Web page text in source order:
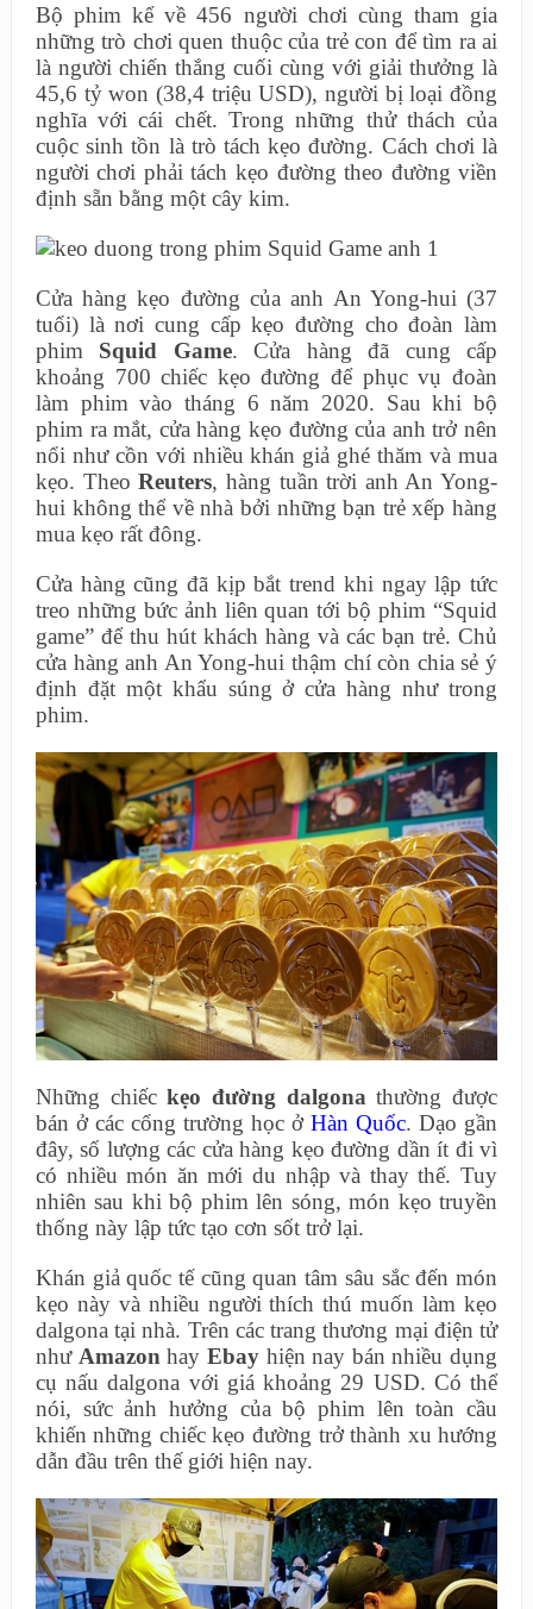
Bộ phim kể về 456 người chơi cùng tham gia
những trò chơi quen thuộc của trẻ con để tìm ra ai
là người chiến thắng cuối cùng với giải thưởng là
45,6 tỷ won (38,4 triệu USD), người bị loại đồng
nghĩa với cái chết. Trong những thử thách của
cuộc sinh tồn là trò tách kẹo đường. Cách chơi là
người chơi phải tách kẹo đường theo đường viền
định sẵn bằng một cây kim.
Cửa hàng kẹo đường của anh An Yong-hui (37
tuổi) là nơi cung cấp kẹo đường cho đoàn làm
phim Squid Game. Cửa hàng đã cung cấp
khoảng 700 chiếc kẹo đường để phục vụ đoàn
làm phim vào tháng 6 năm 2020. Sau khi bộ
phim ra mắt, cửa hàng kẹo đường của anh trở nên
nổi như cồn với nhiều khán giả ghé thăm và mua
kẹo. TheoReuters, hàng tuần trời anh An Yong-
hui không thể về nhà bởi những bạn trẻ xếp hàng
mua kẹo rất đông.
Cửa hàng cũng đã kịp bắt trend khi ngay lập tức
treo những bức ảnh liên quan tới bộ phim “Squid
game” để thu hút khách hàng và các bạn trẻ. Chủ
cửa hàng anh An Yong-hui thậm chí còn chia sẻ ý
định đặt một khẩu súng ở cửa hàng như trong
phim.
Những chiếckẹo đường dalgona thường được
bán ở các cổng trường học ởHàn Quốc. Dạo gần
đây, số lượng các cửa hàng kẹo đường dần ít đi vì
có nhiều món ăn mới du nhập và thay thế. Tuy
nhiên sau khi bộ phim lên sóng, món kẹo truyền
thống này lập tức tạo cơn sốt trở lại.
Khán giả quốc tế cũng quan tâm sâu sắc đến món
kẹo này và nhiều người thích thú muốn làm kẹo
dalgona tại nhà. Trên các trang thương mại điện tử
như Amazon hay Ebayhiện nay bán nhiều dụng
cụ nấu dalgona với giá khoảng 29 USD. Có thể
nói, sức ảnh hưởng của bộ phim lên toàn cầu
khiến những chiếc kẹo đường trở thành xu hướng
dẫn đầu trên thế giới hiện nay.